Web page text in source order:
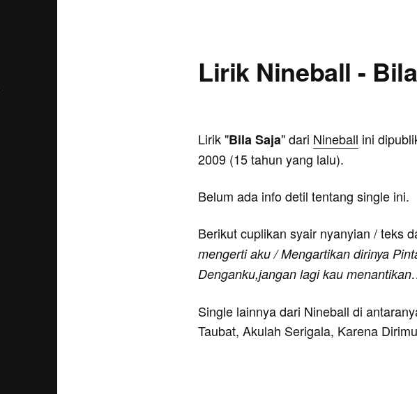
Lirik Nineball -
Lirik "Bila Saja" dari Nineball ini
2009 (15 tahun yang lalu).
Belum ada info detil tentang single ini.
Berikut cuplikan syair nyanyian / teks
mengerti aku / Mengartikan dirinya
Denganku,jangan lagi kau
Single lainnya dari Nineball di
Taubat, Akulah Serigala, Karena